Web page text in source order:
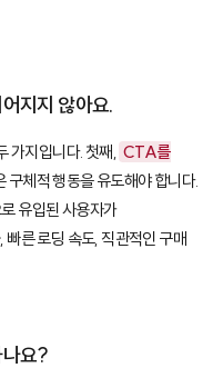
지지 않아요.
가지입니다. 첫째, CTA를
구체적 행동을 유도해야 합니다.
유입된 사용자가
른 로딩 속도, 직관적인 구매
요?